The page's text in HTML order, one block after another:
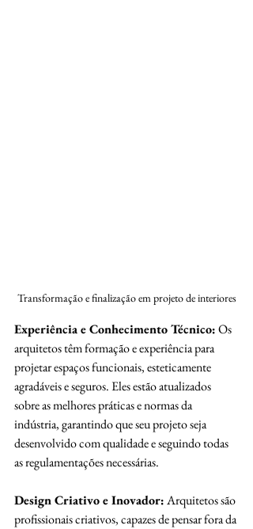
Transformação e finalização em projeto de interiores
Experiência e Conhecimento Técnico: Os
arquitetos têm formação e experiência para
projetar espaços funcionais, esteticamente
agradáveis e seguros. Eles estão atualizados
sobre as melhores práticas e normas da
indústria, garantindo que seu projeto seja
desenvolvido com qualidade e seguindo todas
as regulamentações necessárias.
Design Criativo e Inovador: Arquitetos são
profissionais criativos, capazes de pensar fora da